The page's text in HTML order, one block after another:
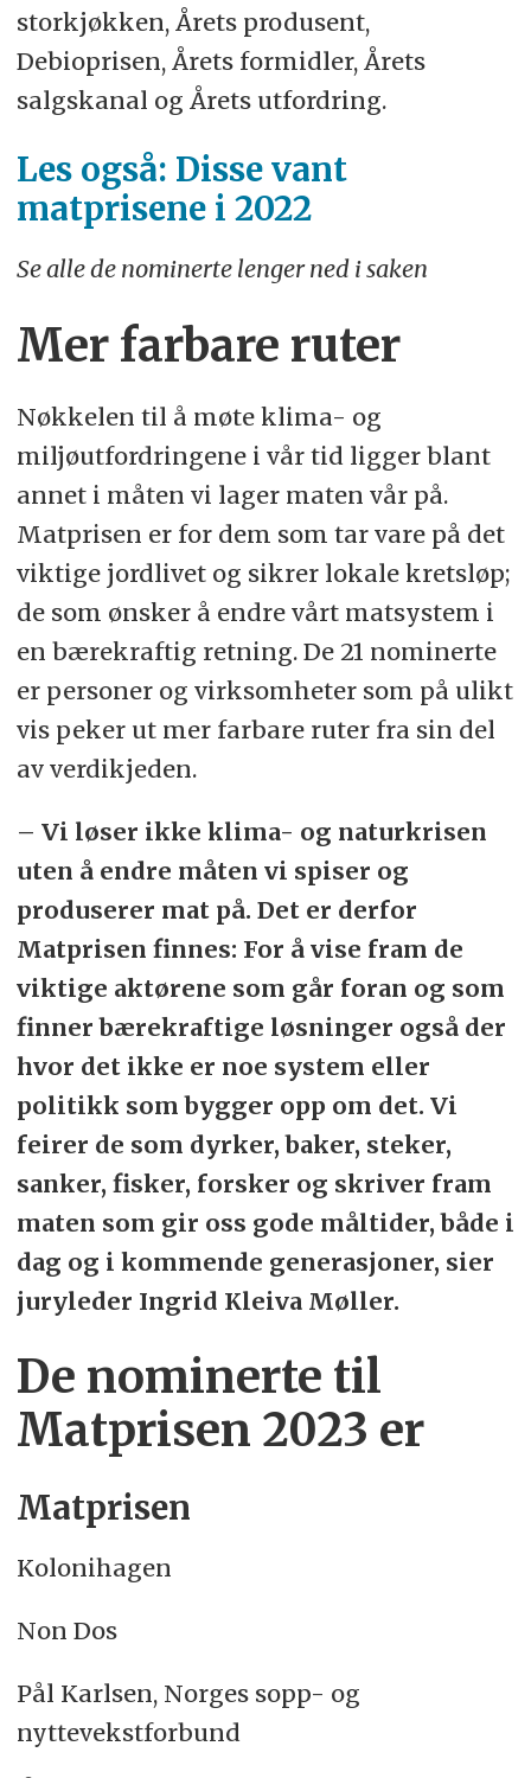
storkjøkken, Årets produsent,
Debioprisen, Årets formidler, Årets
salgskanal og Årets utfordring.
Les også: Disse vant
matprisene i 2022
Se alle de nominerte lenger ned i saken
Mer farbare ruter
Nøkkelen til å møte klima- og
miljøutfordringene i vår tid ligger blant
annet i måten vi lager maten vår på.
Matprisen er for dem som tar vare på det
viktige jordlivet og sikrer lokale kretsløp;
de som ønsker å endre vårt matsystem i
en bærekraftig retning. De 21 nominerte
er personer og virksomheter som på ulikt
vis peker ut mer farbare ruter fra sin del
av verdikjeden.
– Vi løser ikke klima- og naturkrisen
uten å endre måten vi spiser og
produserer mat på. Det er derfor
Matprisen finnes: For å vise fram de
viktige aktørene som går foran og som
finner bærekraftige løsninger også der
hvor det ikke er noe system eller
politikk som bygger opp om det. Vi
feirer de som dyrker, baker, steker,
sanker, fisker, forsker og skriver fram
maten som gir oss gode måltider, både i
dag og i kommende generasjoner, sier
juryleder Ingrid Kleiva Møller.
De nominerte til
Matprisen 2023 er
Matprisen
Kolonihagen
Non Dos
Pål Karlsen, Norges sopp- og
nyttevekstforbund